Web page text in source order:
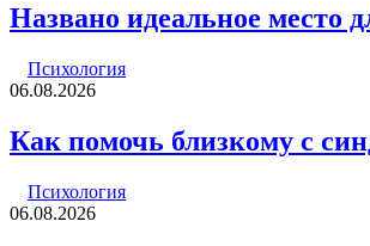
Названо идеальное место
Психология
06.08.2026
Как помочь близкому с
Психология
06.08.2026